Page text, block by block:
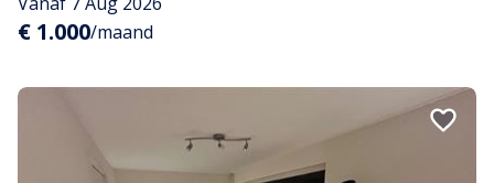
€ 1.000/maand